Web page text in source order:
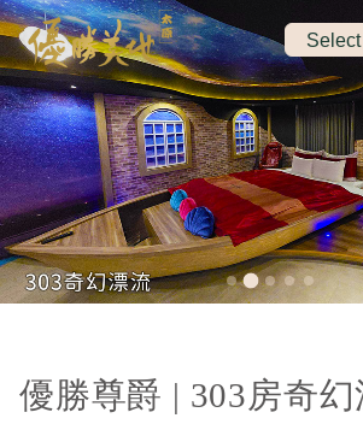
優勝尊爵 | 303房奇